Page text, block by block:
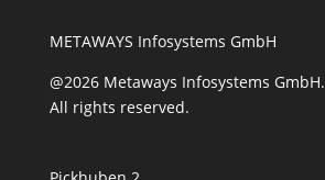
METAWAYS Infosystems GmbH
@2026 Metaways Infosystems GmbH.
All rights reserved.